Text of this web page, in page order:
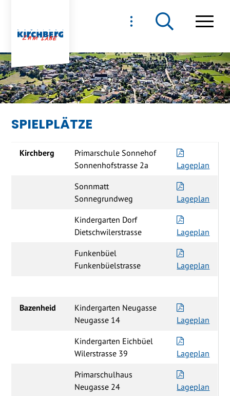
NAVIGIEREN IN
SPIELPLÄTZE
Kirchberg
Primarschule Sonnehof
Sonnenhofstrasse 2a
Lageplan
Sonnmatt
Sonnegrundweg
Lageplan
Kindergarten Dorf
Dietschwilerstrasse
Lageplan
Funkenbüel
Funkenbüelstrasse
Lageplan
Bazenheid
Kindergarten Neugasse
Neugasse 14
Lageplan
Kindergarten Eichbüel
Wilerstrasse 39
Lageplan
Primarschulhaus
Neugasse 24
Lageplan